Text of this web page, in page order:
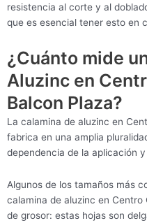
resistencia al corte y al
que es esencial tener esto en
¿Cuánto mide
Aluzinc en
Balcon Plaza?
La calamina de aluzinc en
fabrica en una amplia
dependencia de la aplicación
Algunos de los tamaños más
calamina de aluzinc en Centro
de grosor: estas hojas son